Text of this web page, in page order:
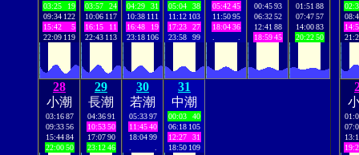
03:25
19
09:34 122
15:42
5
22:09 119
03:57
24
10:06 117
16:15
11
22:43 113
04:29
31
10:38 111
16:48
19
23:18 106
05:04
38
11:12 103
17:23
27
23:58
99
05:42 45
11:50 95
18:04 36
00:45 93
06:32 52
12:41 88
18:59 45
01:51 88
07:47 57
14:00 83
20:22 50
28
小潮
03:16 87
09:33 56
15:44 84
22:00 50
29
長潮
04:36 91
10:53 50
17:07 90
23:12 46
30
若潮
05:33 97
11:45 40
18:04 99
31
中潮
00:03
40
06:18 105
12:27
31
18:50 109